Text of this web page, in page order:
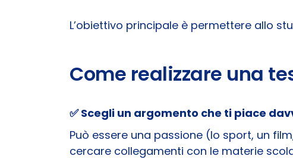
L’obiettivo principale è permettere allo
Come realizzare una
✅ Scegli un argomento che ti piace
Può essere una passione (lo sport, un
cercare collegamenti con le materie